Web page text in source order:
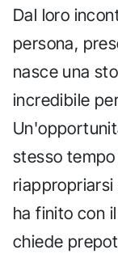
Dal loro
persona,
nasce una
incredibile
stesso
riappropriarsi
ha finito con
chiede